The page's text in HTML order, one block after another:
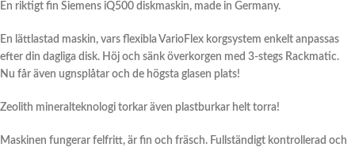
En riktigt fin Siemens iQ500 diskmaskin, made in Germany.
En lättlastad maskin, vars flexibla VarioFlex korgsystem enkelt anpassas
efter din dagliga disk. Höj och sänk överkorgen med 3-stegs Rackmatic.
Nu får även ugnsplåtar och de högsta glasen plats!
Zeolith mineralteknologi torkar även plastburkar helt torra!
Maskinen fungerar felfritt, är fin och fräsch. Fullständigt kontrollerad och